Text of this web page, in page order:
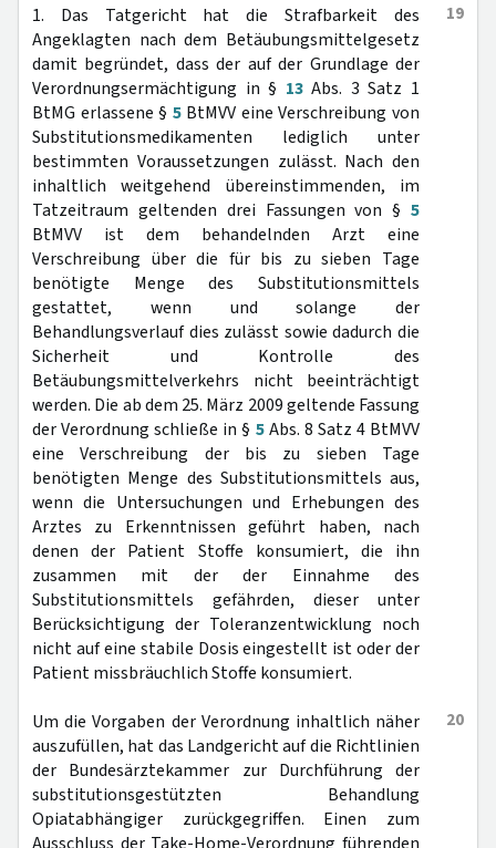
19
1. Das Tatgericht hat die Strafbarkeit des
Angeklagten nach dem Betäubungsmittelgesetz
damit begründet, dass der auf der Grundlage der
Verordnungsermächtigung in § 13Abs. 3 Satz 1
BtMG erlassene § 5BtMVV eine Verschreibung von
Substitutionsmedikamenten lediglich unter
bestimmten Voraussetzungen zulässt. Nach den
inhaltlich weitgehend übereinstimmenden, im
Tatzeitraum geltenden drei Fassungen von § 5
BtMVV ist dem behandelnden Arzt eine
Verschreibung über die für bis zu sieben Tage
benötigte Menge des Substitutionsmittels
gestattet, wenn und solange der
Behandlungsverlauf dies zulässt sowie dadurch die
Sicherheit und Kontrolle des
Betäubungsmittelverkehrs nicht beeinträchtigt
werden. Die ab dem 25. März 2009 geltende Fassung
der Verordnung schließe in § 5Abs. 8 Satz 4 BtMVV
eine Verschreibung der bis zu sieben Tage
benötigten Menge des Substitutionsmittels aus,
wenn die Untersuchungen und Erhebungen des
Arztes zu Erkenntnissen geführt haben, nach
denen der Patient Stoffe konsumiert, die ihn
zusammen mit der der Einnahme des
Substitutionsmittels gefährden, dieser unter
Berücksichtigung der Toleranzentwicklung noch
nicht auf eine stabile Dosis eingestellt ist oder der
Patient missbräuchlich Stoffe konsumiert.
20
Um die Vorgaben der Verordnung inhaltlich näher
auszufüllen, hat das Landgericht auf die Richtlinien
der Bundesärztekammer zur Durchführung der
substitutionsgestützten Behandlung
Opiatabhängiger zurückgegriffen. Einen zum